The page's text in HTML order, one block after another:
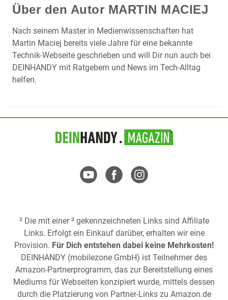
Über den Autor MARTIN MACIEJ
Nach seinem Master in Medienwissenschaften hat
Martin Maciej bereits viele Jahre für eine bekannte
Technik-Webseite geschrieben und will Dir nun auch bei
DEINHANDY mit Ratgebern und News im Tech-Alltag
helfen.
² Die mit einer ² gekennzeichneten Links sind Affiliate
Links. Erfolgt ein Einkauf darüber, erhalten wir eine
Provision. Für Dich entstehen dabei keine Mehrkosten!
DEINHANDY (mobilezone GmbH) ist Teilnehmer des
Amazon-Partnerprogramm, das zur Bereitstellung eines
Mediums für Webseiten konzipiert wurde, mittels dessen
durch die Platzierung von Partner-Links zu Amazon.de